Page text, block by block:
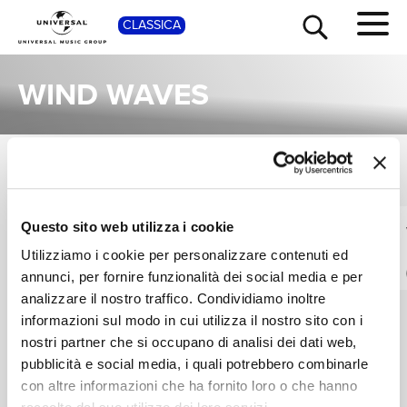
Questo sito web utilizza i cookie
Utilizziamo i cookie per personalizzare contenuti ed
annunci, per fornire funzionalità dei social media e per
analizzare il nostro traffico. Condividiamo inoltre
informazioni sul modo in cui utilizza il nostro sito con i
nostri partner che si occupano di analisi dei dati web,
pubblicità e social media, i quali potrebbero combinarle
con altre informazioni che ha fornito loro o che hanno
CLASSICA
WIND WAVES
VEDI TUTTI
WIND WAVES
Dream Waves
(Ocean)
Digitale
WIND WAVES
Tranquil Waves
Digitale
SHOP
TOUR
NEWS
RICERCA
CHI SIAMO
CONTATTI